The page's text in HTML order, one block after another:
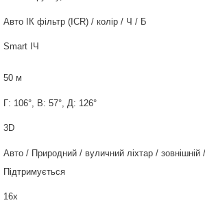
Авто ІК фільтр (ICR) / колір / Ч / Б
Smart ІЧ
50 м
Г: 106°, В: 57°, Д: 126°
3D
Авто / Природний / вуличний ліхтар / зовнішній
Підтримується
16x